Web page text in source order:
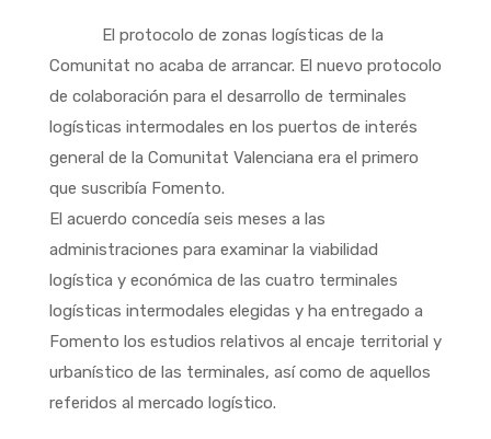
El protocolo de zonas logísticas de la
Comunitat no acaba de arrancar. El nuevo protocolo
de colaboración para el desarrollo de terminales
logísticas intermodales en los puertos de interés
general de la Comunitat Valenciana era el primero
que suscribía Fomento.
El acuerdo concedía seis meses a las
administraciones para examinar la viabilidad
logística y económica de las cuatro terminales
logísticas intermodales elegidas y ha entregado a
Fomento los estudios relativos al encaje territorial y
urbanístico de las terminales, así como de aquellos
referidos al mercado logístico.